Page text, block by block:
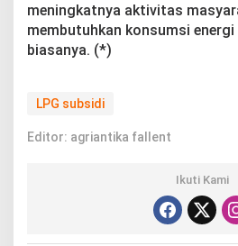
meningkatnya aktivitas
membutuhkan konsumsi energi
biasanya. (*)
LPG subsidi
Editor: agriantika fallent
Ikuti Kami